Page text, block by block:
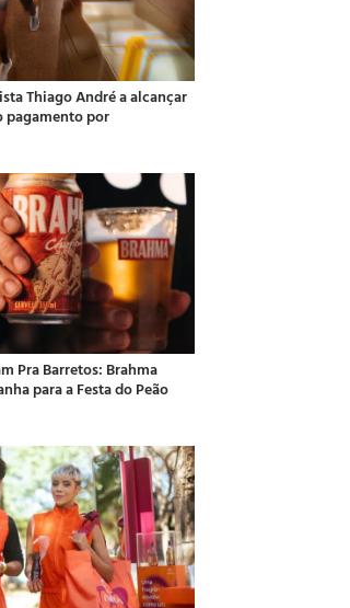
Thiago André a alcançar
pagamento por
Pra Barretos: Brahma
para a Festa do Peão